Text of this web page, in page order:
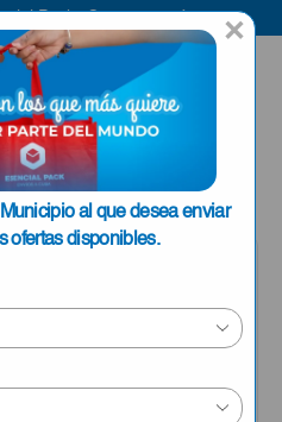
×
al que desea enviar
ofertas disponibles.
ENVIAR A LA
HABANA